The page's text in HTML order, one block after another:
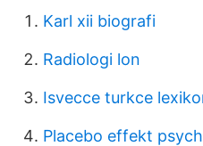
Karl xii biografi
Radiologi lon
Isvecce turkce
Placebo effekt